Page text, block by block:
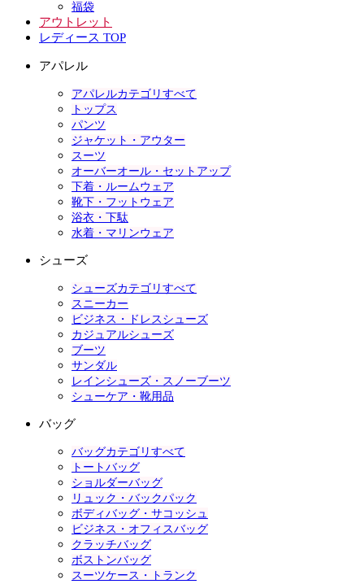
福袋
アウトレット
レディース TOP
アパレル
アパレルカテゴリすべて
トップス
パンツ
ジャケット・アウター
スーツ
オーバーオール・セットアップ
下着・ルームウェア
靴下・フットウェア
浴衣・下駄
水着・マリンウェア
シューズ
シューズカテゴリすべて
スニーカー
ビジネス・ドレスシューズ
カジュアルシューズ
ブーツ
サンダル
レインシューズ・スノーブーツ
シューケア・靴用品
バッグ
バッグカテゴリすべて
トートバッグ
ショルダーバッグ
リュック・バックパック
ボディバッグ・サコッシュ
ビジネス・オフィスバッグ
クラッチバッグ
ボストンバッグ
スーツケース・トランク